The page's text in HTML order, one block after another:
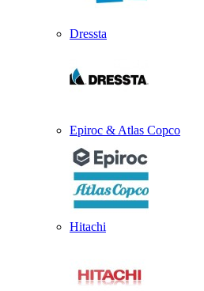
Dressta
Epiroc & Atlas Copco
Hitachi